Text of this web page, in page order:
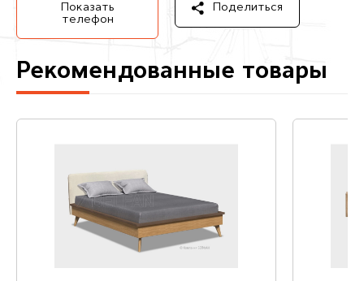
Показать
телефон
Поделиться
Рекомендованные товары